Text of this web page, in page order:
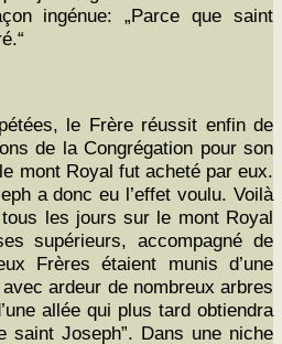
ingénue: „Parce que saint
le Frère réus­sit enfin de
de la Con­gré­ga­tion pour son
mont Roy­al fut acheté par eux.
a donc eu l’effet voulu. Voilà
les jours sur le mont Roy­al
supérieurs, accom­pa­g­né de
Frères étaient munis d’une
ardeur de nom­breux arbres
allée qui plus tard obtien­dra
saint Joseph”. Dans une niche